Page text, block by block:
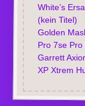
White’s
(kein Titel)
Golden
Pro 7se Pro
Garrett
XP Xtrem